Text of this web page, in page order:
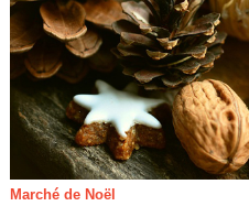
Marché de Noël